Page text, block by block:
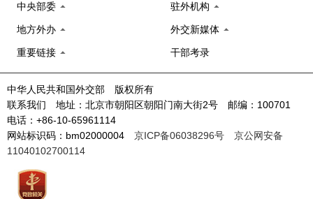
中央部委 驻外机构
地方外办 外交新媒体
重要链接 干部考录
中华人民共和国外交部 版权所有
联系我们 地址：北京市朝阳区朝阳门南大街2号 邮编：100701
电话：+86-10-65961114
网站标识码：bm02000004 京ICP备06038296号
京公网安备
11040102700114